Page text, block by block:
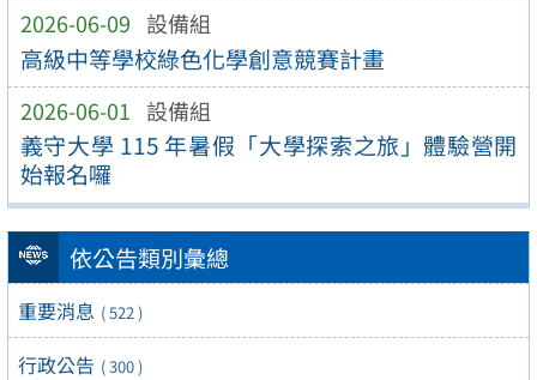
2026-06-09 設備組
高級中等學校綠色化學創意競賽計畫
2026-06-01 設備組
義守大學 115 年暑假「大學探索之旅」體驗營開
始報名囉
依公告類別彙總
重要消息 ( 522 )
行政公告 ( 300 )